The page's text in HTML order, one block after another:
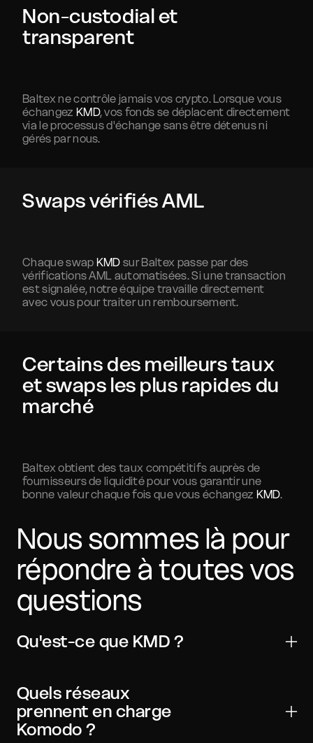
Non-custodial et
transparent
Baltex ne contrôle jamais vos crypto. Lorsque vous
échangez KMD, vos fonds se déplacent directement
via le processus d'échange sans être détenus ni
gérés par nous.
Swaps vérifiés AML
Chaque swap KMD sur Baltex passe par des
vérifications AML automatisées. Si une transaction
est signalée, notre équipe travaille directement
avec vous pour traiter un remboursement.
Certains des meilleurs taux
et swaps les plus rapides du
marché
Baltex obtient des taux compétitifs auprès de
fournisseurs de liquidité pour vous garantir une
bonne valeur chaque fois que vous échangez KMD.
Nous sommes là pour
répondre à toutes vos
questions
Qu'est-ce que KMD ?
transferts, le trading et les applications Web3. Il est
largement compatible avec les principaux
portefeuilles et exchanges.
Quels réseaux
prennent en charge
Komodo ?